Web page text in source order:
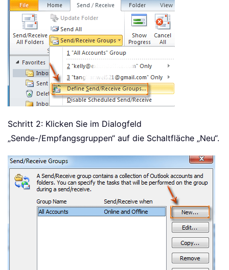
Schritt 2: Klicken Sie im Dialogfeld
„Sende-/Empfangsgruppen“ auf die Schaltfläche „Neu“.